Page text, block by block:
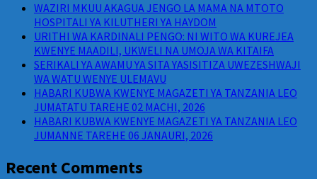
WAZIRI MKUU AKAGUA JENGO LA MAMA NA MTOTO
HOSPITALI YA KILUTHERI YA HAYDOM
URITHI WA KARDINALI PENGO: NI WITO WA KUREJEA
KWENYE MAADILI, UKWELI NA UMOJA WA KITAIFA
SERIKALI YA AWAMU YA SITA YASISITIZA UWEZESHWAJI
WA WATU WENYE ULEMAVU
HABARI KUBWA KWENYE MAGAZETI YA TANZANIA LEO
JUMATATU TAREHE 02 MACHI, 2026
HABARI KUBWA KWENYE MAGAZETI YA TANZANIA LEO
JUMANNE TAREHE 06 JANAURI, 2026
Recent Comments